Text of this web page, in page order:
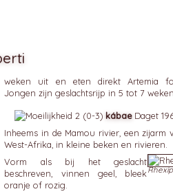
weken uit en eten direkt Artemia
Jongen zijn geslachtsrijp in 5 tot 7 weken.
kábaeDaget
Inheems in de Mamou rivier, een zijarm
West-Afrika, in kleine beken en rivieren.
Vorm als bij het geslacht
beschreven, vinnen geel, bleek
oranje of rozig.